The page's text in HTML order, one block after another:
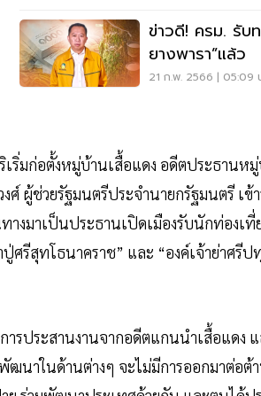
ข่าวดี! ครม. รับ
ยางพารา”แล้ว
21 ก.พ. 2566 | 05:09
มก่อตั้งหมู่บ้านเสื้อแดง อดีตประธานหมู่
ศ์ ผู้ช่วยรัฐมนตรีประจำนายกรัฐมนตรี เข้
งมาเป็นประธานเปิดเมืองรับนักท่องเ
ศรีสุทโธนาคราช” และ “องค์เจ้าย่าศรี
ารประสานงานจากอดีตแกนนำเสื้อแด
ฒนาในด้านต่างๆ จะไม่มีการออกมาต่อต้